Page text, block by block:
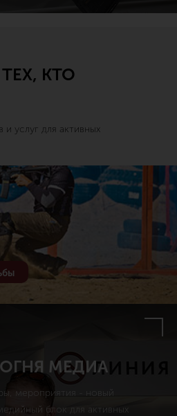
МЕДИА
мероприятия - новый
блок для активных
КТО
услуг для активных